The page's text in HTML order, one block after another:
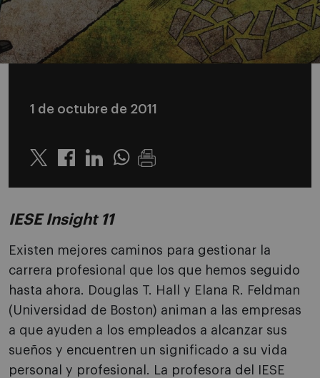
1 de octubre de 2011
Twitter LinkedinWhatsapp
IESE Insight 11
Existen mejores caminos para gestionar la
carrera profesional que los que hemos seguido
hasta ahora. Douglas T. Hall y Elana R. Feldman
(Universidad de Boston) animan a las empresas
a que ayuden a los empleados a alcanzar sus
sueños y encuentren un significado a su vida
personal y profesional. La profesora del IESE